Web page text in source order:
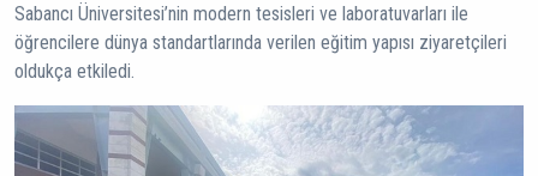
Sabancı Üniversitesi’nin modern tesisleri ve laboratuvarları ile
öğrencilere dünya standartlarında verilen eğitim yapısı ziyaretçileri
oldukça etkiledi.